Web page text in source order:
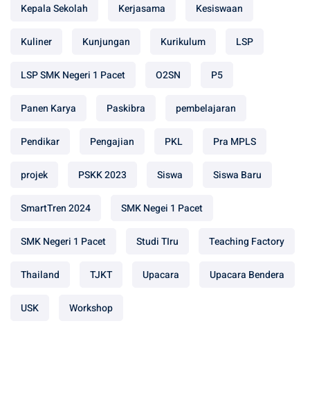
Kepala Sekolah Kerjasama Kesiswaan
Kuliner Kunjungan Kurikulum LSP
LSP SMK Negeri 1 Pacet O2SN P5
Panen Karya Paskibra pembelajaran
Pendikar Pengajian PKL Pra MPLS
projek PSKK 2023 Siswa Siswa Baru
SmartTren 2024 SMK Negei 1 Pacet
SMK Negeri 1 Pacet Studi TIru Teaching Factory
Thailand TJKT Upacara Upacara Bendera
USK Workshop